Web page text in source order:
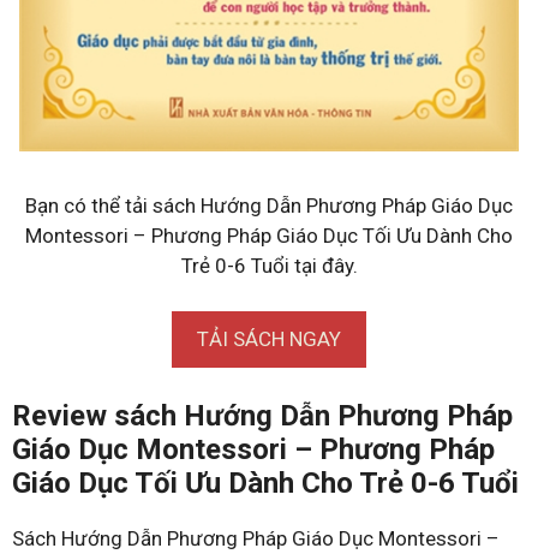
Bạn có thể tải sách Hướng Dẫn Phương Pháp Giáo Dục
Montessori – Phương Pháp Giáo Dục Tối Ưu Dành Cho
Trẻ 0-6 Tuổi tại đây.
TẢI SÁCH NGAY
Review sách Hướng Dẫn Phương Pháp
Giáo Dục Montessori – Phương Pháp
Giáo Dục Tối Ưu Dành Cho Trẻ 0-6 Tuổi
Sách Hướng Dẫn Phương Pháp Giáo Dục Montessori –